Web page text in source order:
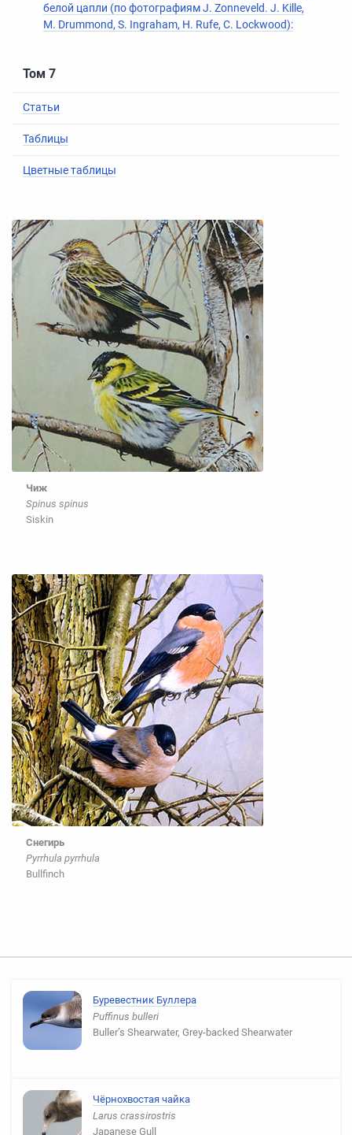
белой цапли (по фотографиям J. Zonneveld. J. Kille,
М. Drummond, S. Ingraham, H. Rufe, С. Lockwood):
Том 7
Статьи
Таблицы
Цветные таблицы
Чиж
Spinus spinus
Siskin
Снегирь
Pyrrhula pyrrhula
Bullfinch
Буревестник Буллера
Puffinus bulleri
Buller’s Shearwater, Grey-backed Shearwater
Чёрнохвостая чайка
Larus crassirostris
Japanese Gull